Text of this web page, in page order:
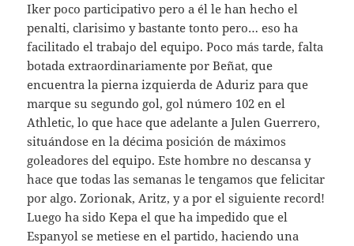
Iker poco participativo pero a él le han hecho el
penalti, clarisimo y bastante tonto pero… eso ha
facilitado el trabajo del equipo. Poco más tarde, falta
botada extraordinariamente por Beñat, que
encuentra la pierna izquierda de Aduriz para que
marque su segundo gol, gol número 102 en el
Athletic, lo que hace que adelante a Julen Guerrero,
situándose en la décima posición de máximos
goleadores del equipo. Este hombre no descansa y
hace que todas las semanas le tengamos que felicitar
por algo. Zorionak, Aritz, y a por el siguiente record!
Luego ha sido Kepa el que ha impedido que el
Espanyol se metiese en el partido, haciendo una